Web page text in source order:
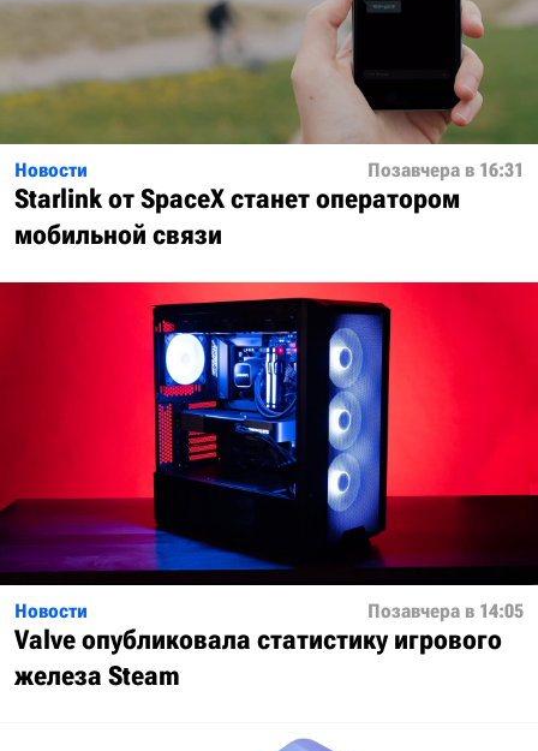
Новости Позавчера в 16:31
Starlink от SpaceX станет оператором
мобильной связи
Новости Позавчера в 14:05
Valve опубликовала статистику игрового
железа Steam